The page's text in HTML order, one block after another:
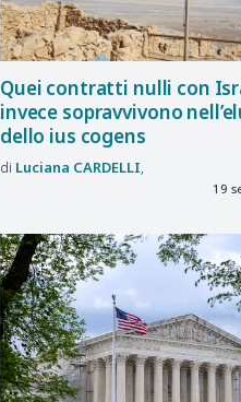
Quei contratti nulli con
invece sopravvivono
dello ius cogens
Luciana CARDELLI
19